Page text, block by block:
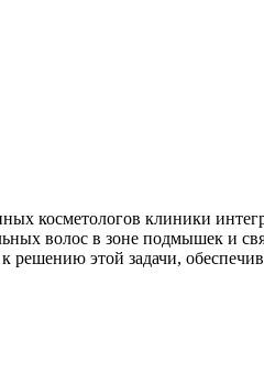
косметологов клиники
волос в зоне подмышек и
этой задачи,